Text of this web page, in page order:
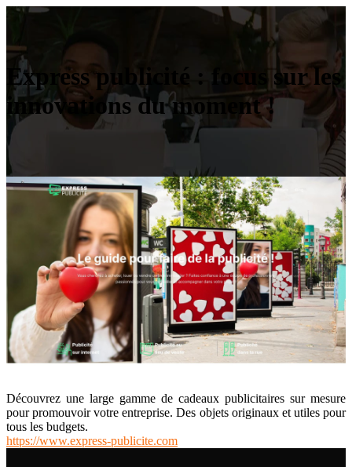
Express publicité : focus sur les
innovations du moment !
Découvrez une large gamme de cadeaux publicitaires sur mesure
pour promouvoir votre entreprise. Des objets originaux et utiles pour
tous les budgets.
https://www.express-publicite.com